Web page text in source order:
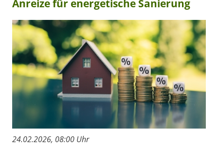
Anreize für energetische Sanierung
24.02.2026, 08:00 Uhr